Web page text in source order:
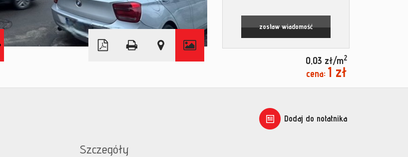
Leaflet|© MapTiler ©OpenStreetMap contributors
zostaw wiadomość
0,03 zł/m2
cena: 1 zł
Dodaj do notatnika
Szczegóły